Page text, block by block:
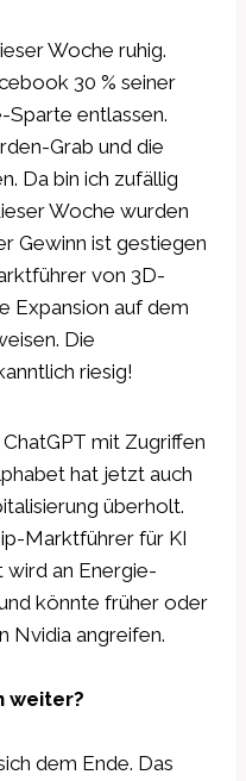
Woche ruhig.
30 % seiner
entlassen.
Grab und die
Da bin ich zufällig
Woche wurden
Gewinn ist gestiegen
von 3D-
Expansion auf dem
Die
riesig!
mit Zugriffen
hat jetzt auch
überholt.
Marktführer für KI
wird an Energie-
könnte früher oder
Nvidia angreifen.
weiter?
dem Ende. Das